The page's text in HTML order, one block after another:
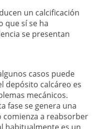
un calcificación
que sí se ha
se presentan
casos puede
depósito calcáreo es
mecánicos.
fase se genera una
comienza a reabsorber